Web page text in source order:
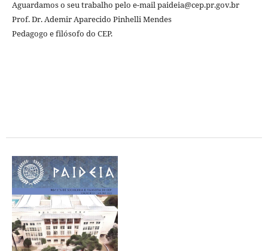
Aguardamos o seu trabalho pelo e-mail paideia@cep.pr.gov.br
Prof. Dr. Ademir Aparecido Pinhelli Mendes
Pedagogo e filósofo do CEP.